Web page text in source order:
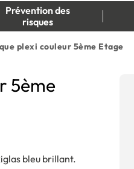
Prévention des
risques
plexi couleur 5ème Etage
5ème
bleu brillant.